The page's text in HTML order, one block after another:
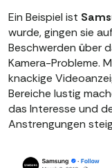
Ein Beispiel ist
wurde, gingen sie
Beschwerden über
Kamera-Probleme.
knackige
Bereiche lustig
das Interesse und
Anstrengungen